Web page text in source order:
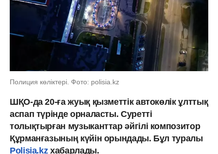
Полиция көліктері. Фото: polisia.kz
ШҚО-да 20-ға жуық қызметтік автокөлік ұлттық
аспап түрінде орналасты. Суретті
толықтырған музыканттар әйгілі композитор
Құрманғазының күйін орындады. Бұл туралы
Polisia.kzхабарлады.